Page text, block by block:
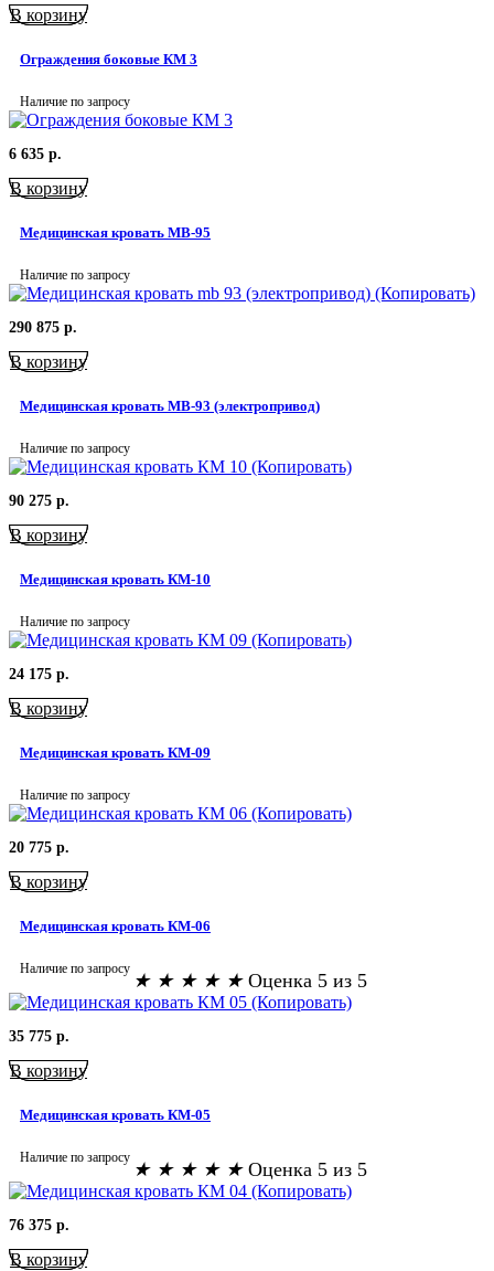
В корзину
Ограждения боковые КМ 3
Наличие по запросу
6 635 р.
В корзину
Медицинская кровать MB-95
Наличие по запросу
290 875 р.
В корзину
Медицинская кровать MB-93 (электропривод)
Наличие по запросу
90 275 р.
В корзину
Медицинская кровать КМ-10
Наличие по запросу
24 175 р.
В корзину
Медицинская кровать КМ-09
Наличие по запросу
20 775 р.
В корзину
Медицинская кровать КМ-06
Наличие по запросу
★ ★ ★ ★ ★ Оценка 5 из 5
35 775 р.
В корзину
Медицинская кровать КМ-05
Наличие по запросу
★ ★ ★ ★ ★ Оценка 5 из 5
76 375 р.
В корзину